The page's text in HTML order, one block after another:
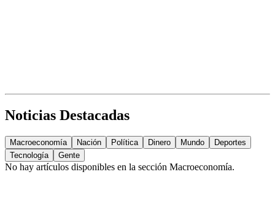
Noticias Destacadas
Macroeconomía Nación Política Dinero Mundo
Deportes
Tecnología
Gente
No hay artículos disponibles en la sección Macroeconomía.